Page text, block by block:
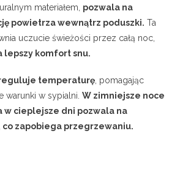
materiałem, pozwala na
powietrza wewnątrz poduszki. Ta
uczucie świeżości przez całą noc,
lepszy komfort snu.
temperaturę, pomagając
warunki w sypialni. W zimniejsze noce
w cieplejsze dni pozwala na
co zapobiega przegrzewaniu.